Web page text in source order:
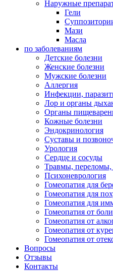
Наружные
Гели
Мази
Масла
по заболеваниям
Детские болезни
Женские болезни
Мужские болезни
Аллергия
Инфекции,
Лор и органы
Органы
Кожные болезни
Эндокринология
Суставы и
Урология
Сердце и сосуды
Травмы, переломы,
Психоневрология
Гомеопатия для
Гомеопатия для
Гомеопатия для
Гомеопатия от боли
Гомеопатия от
Гомеопатия от
Гомеопатия от
Вопросы
Отзывы
Контакты